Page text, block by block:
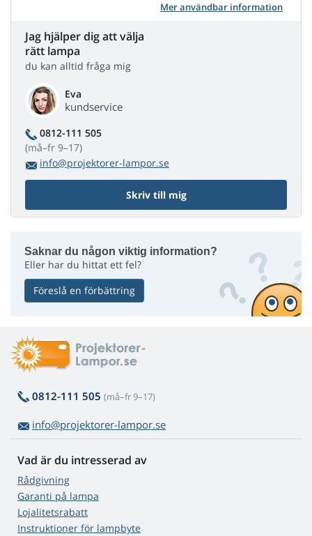
Mer användbar information
Jag hjälper dig att välja
rätt lampa
du kan alltid fråga mig
Eva
kundservice
0812-111 505
(må–fr 9–17)
info@projektorer-lampor.se
Skriv till mig
Saknar du någon viktig information?
Eller har du hittat ett fel?
Föreslå en förbättring
0812-111 505 (må–fr 9–17)
info@projektorer-lampor.se
Vad är du intresserad av
Rådgivning
Garanti på lampa
Lojalitetsrabatt
Instruktioner för lampbyte